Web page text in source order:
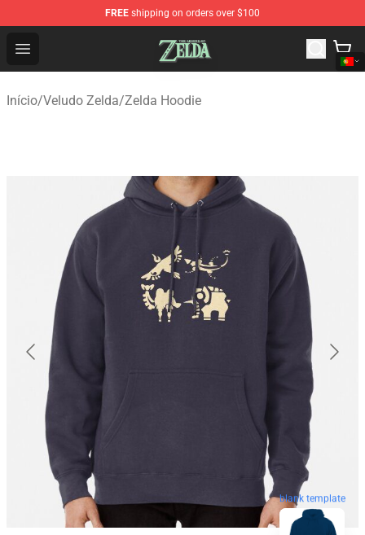
FREE shipping on orders over $100
Open menu
The Legend of Zelda Store - Official The Legend of
Início/Veludo Zelda/Zelda Hoodie
blank template